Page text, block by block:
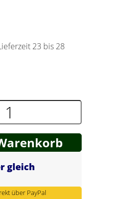
23 bis 28
gleich